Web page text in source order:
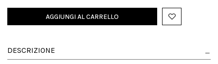
AGGIUNGI AL CARRELLO
DESCRIZIONE